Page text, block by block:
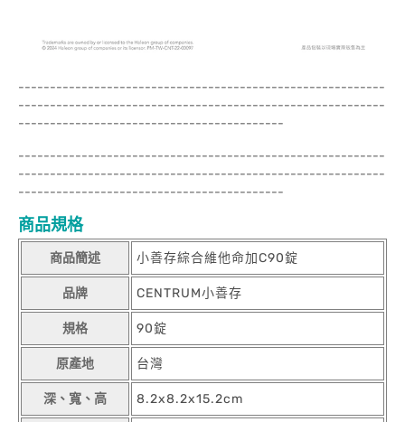
----------------------------------------------------------
----------------------------------------------------------
------------------------------------------
----------------------------------------------------------
----------------------------------------------------------
------------------------------------------
商品規格
商品簡述 小善存綜合維他命加C90錠
品牌 CENTRUM小善存
規格 90錠
原產地 台灣
深、寬、高 8.2x8.2x15.2cm